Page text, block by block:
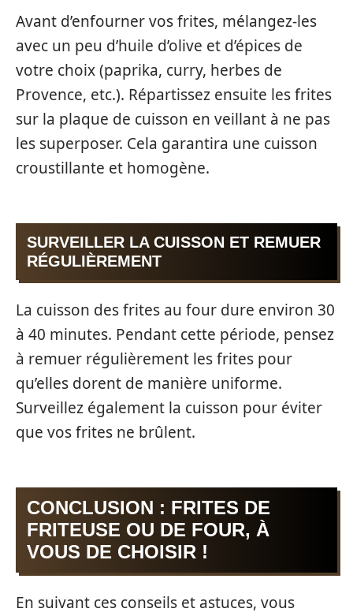
Avant d’enfourner vos frites, mélangez-les
avec un peu d’huile d’olive et d’épices de
votre choix (paprika, curry, herbes de
Provence, etc.). Répartissez ensuite les frites
sur la plaque de cuisson en veillant à ne pas
les superposer. Cela garantira une cuisson
croustillante et homogène.
SURVEILLER LA CUISSON ET REMUER
RÉGULIÈREMENT
La cuisson des frites au four dure environ 30
à 40 minutes. Pendant cette période, pensez
à remuer régulièrement les frites pour
qu’elles dorent de manière uniforme.
Surveillez également la cuisson pour éviter
que vos frites ne brûlent.
CONCLUSION : FRITES DE
FRITEUSE OU DE FOUR, À
VOUS DE CHOISIR !
En suivant ces conseils et astuces, vous